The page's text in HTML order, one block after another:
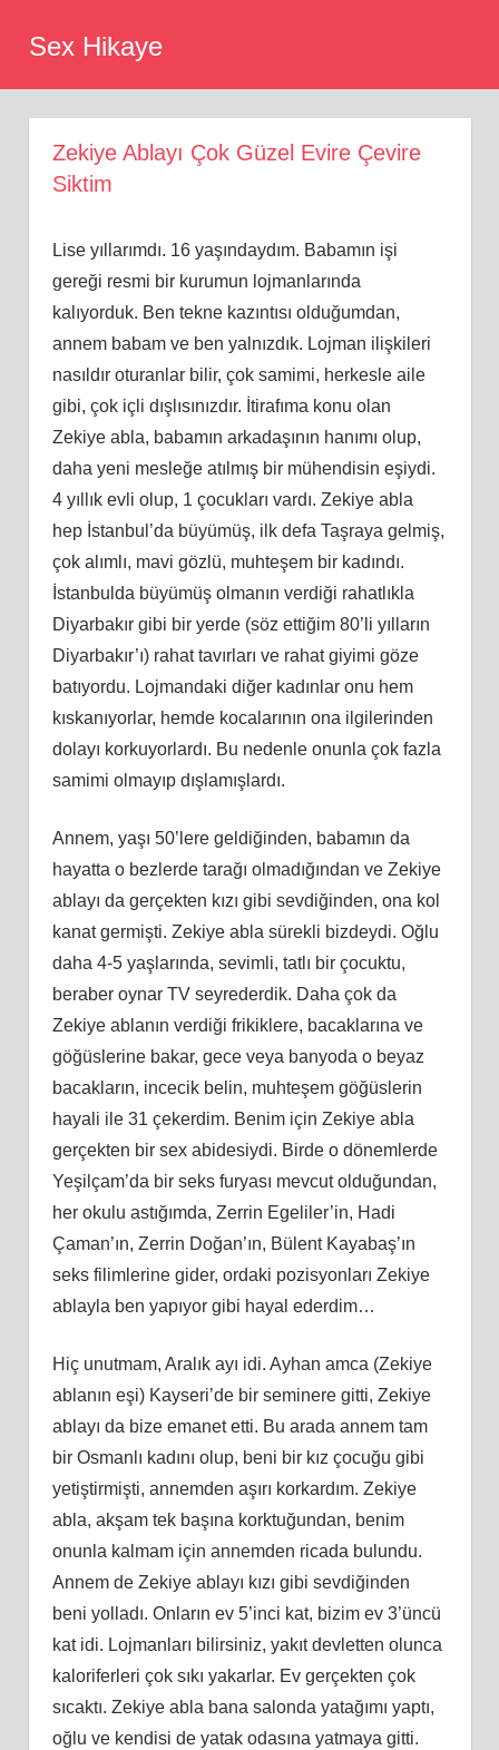
Sex Hikaye
Zekiye Ablayı Çok Güzel Evire Çevire
Siktim
Lise yıllarımdı. 16 yaşındaydım. Babamın işi
gereği resmi bir kurumun lojmanlarında
kalıyorduk. Ben tekne kazıntısı olduğumdan,
annem babam ve ben yalnızdık. Lojman ilişkileri
nasıldır oturanlar bilir, çok samimi, herkesle aile
gibi, çok içli dışlısınızdır. İtirafıma konu olan
Zekiye abla, babamın arkadaşının hanımı olup,
daha yeni mesleğe atılmış bir mühendisin eşiydi.
4 yıllık evli olup, 1 çocukları vardı. Zekiye abla
hep İstanbul’da büyümüş, ilk defa Taşraya gelmiş,
çok alımlı, mavi gözlü, muhteşem bir kadındı.
İstanbulda büyümüş olmanın verdiği rahatlıkla
Diyarbakır gibi bir yerde (söz ettiğim 80’li yılların
Diyarbakır’ı) rahat tavırları ve rahat giyimi göze
batıyordu. Lojmandaki diğer kadınlar onu hem
kıskanıyorlar, hemde kocalarının ona ilgilerinden
dolayı korkuyorlardı. Bu nedenle onunla çok fazla
samimi olmayıp dışlamışlardı.
Annem, yaşı 50’lere geldiğinden, babamın da
hayatta o bezlerde tarağı olmadığından ve Zekiye
ablayı da gerçekten kızı gibi sevdiğinden, ona kol
kanat germişti. Zekiye abla sürekli bizdeydi. Oğlu
daha 4-5 yaşlarında, sevimli, tatlı bir çocuktu,
beraber oynar TV seyrederdik. Daha çok da
Zekiye ablanın verdiği frikiklere, bacaklarına ve
göğüslerine bakar, gece veya banyoda o beyaz
bacakların, incecik belin, muhteşem göğüslerin
hayali ile 31 çekerdim. Benim için Zekiye abla
gerçekten bir sex abidesiydi. Birde o dönemlerde
Yeşilçam’da bir seks furyası mevcut olduğundan,
her okulu astığımda, Zerrin Egeliler’in, Hadi
Çaman’ın, Zerrin Doğan’ın, Bülent Kayabaş’ın
seks filimlerine gider, ordaki pozisyonları Zekiye
ablayla ben yapıyor gibi hayal ederdim…
Hiç unutmam, Aralık ayı idi. Ayhan amca (Zekiye
ablanın eşi) Kayseri’de bir seminere gitti, Zekiye
ablayı da bize emanet etti. Bu arada annem tam
bir Osmanlı kadını olup, beni bir kız çocuğu gibi
yetiştirmişti, annemden aşırı korkardım. Zekiye
abla, akşam tek başına korktuğundan, benim
onunla kalmam için annemden ricada bulundu.
Annem de Zekiye ablayı kızı gibi sevdiğinden
beni yolladı. Onların ev 5’inci kat, bizim ev 3’üncü
kat idi. Lojmanları bilirsiniz, yakıt devletten olunca
kaloriferleri çok sıkı yakarlar. Ev gerçekten çok
sıcaktı. Zekiye abla bana salonda yatağımı yaptı,
oğlu ve kendisi de yatak odasına yatmaya gitti.